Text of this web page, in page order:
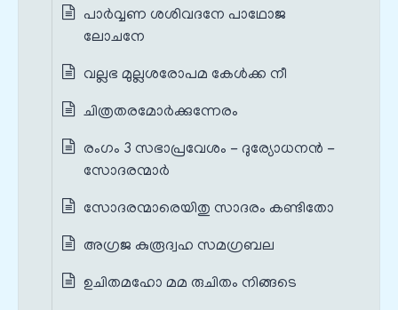
പാര്‍വ്വണ ശശിവദനേ പാഥോജ
ലോചനേ
വല്ലഭ മുല്ലശരോപമ കേള്‍ക്ക നീ
ചിത്രതരമോര്‍ക്കുന്നേരം
രംഗം 3 സഭാപ്രവേശം - ദുര്യോധനൻ -
സോദരന്മാർ
സോദരന്മാരെയിതു സാദരം കണ്ടിതോ
അഗ്രജ കുരൂദ്വഹ സമഗ്രബല
ഉചിതമഹോ മമ രുചിതം നിങ്ങടെ